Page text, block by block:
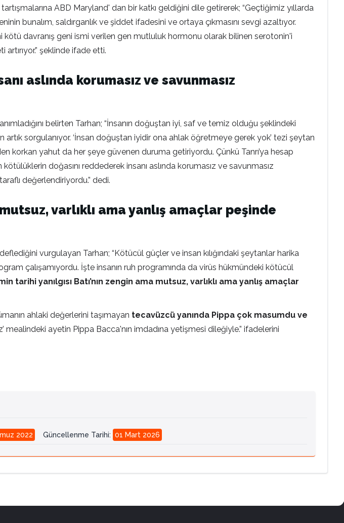
tartışmalarına ABD Maryland' dan bir katkı geldiğini dile getirerek; “Geçtiğimiz yıllarda
bunalım, saldırganlık ve şiddet ifadesini ve ortaya çıkmasını sevgi azaltıyor.
kötü davranış geni ismi verilen gen mutluluk hormonu olarak bilinen serotonin'i
şeklinde ifade etti.
aslında korumasız ve savunmasız
belirten Tarhan; “İnsanın doğuştan iyi, saf ve temiz olduğu şeklindeki
sorgulanıyor. ‘İnsan doğuştan iyidir ona ahlak öğretmeye gerek yok’ tezi şeytan
korkan yahut da her şeye güvenen duruma getiriyordu. Çünkü Tanrı’ya hesap
doğasını reddederek insanı aslında korumasız ve savunmasız
değerlendiriyordu.” dedi.
varlıklı ama yanlış amaçlar peşinde
vurgulayan Tarhan; “Kötücül güçler ve insan kılığındaki şeytanlar harika
çalışamıyordu. İşte insanın ruh programında da virüs hükmündeki kötücül
tarihi yanılgısı Batı’nın zengin ama mutsuz, varlıklı ama yanlış amaçlar
ahlaki değerlerini taşımayan tecavüzcü yanında Pippa çok masumdu ve
mealindeki ayetin Pippa Bacca'nın imdadına yetişmesi dileğiyle.” ifadelerini
2022 Güncellenme Tarihi: 01 Mart 2026